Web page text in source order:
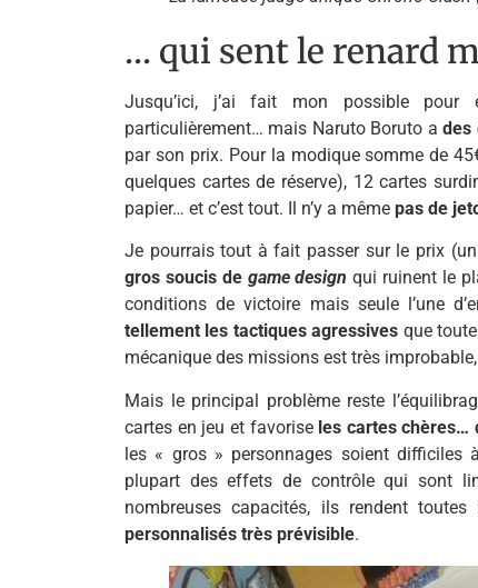
… qui sent le renard
Jusqu’ici, j’ai fait mon possible pour
particulièrement… mais Naruto Boruto ades
par son prix. Pour la modique somme de
quelques cartes de réserve), 12 cartes
papier… et c’est tout. Il n’y a même pas de
Je pourrais tout à fait passer sur le prix
gros soucis de game design qui ruinent le
conditions de victoire mais seule l’une
tellement les tactiques agressives que
mécanique des missions est très
Mais le principal problème reste
cartes en jeu et favorise les cartes chères…
les « gros » personnages soient
plupart des effets de contrôle qui sont
nombreuses capacités, ils rendent
personnalisés très prévisible.